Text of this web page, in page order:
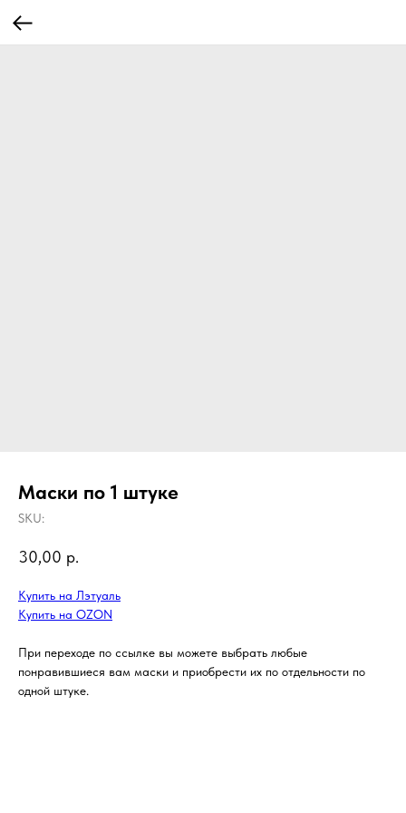
Маски по 1 штуке
SKU:
30,00 р.
Купить на Лэтуаль
Купить на OZON
При переходе по ссылке вы можете выбрать любые
понравившиеся вам маски и приобрести их по отдельности по
одной штуке.